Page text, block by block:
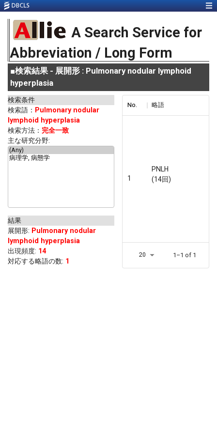
A Search Service for
Abbreviation / Long Form
■検索結果 - 展開形 : Pulmonary nodular lymphoid
hyperplasia
検索条件
検索語： Pulmonary nodular
lymphoid hyperplasia
検索方法： 完全一致
主な研究分野:
結果
展開形: Pulmonary nodular
lymphoid hyperplasia
出現頻度: 14
対応する略語の数: 1
No. 略語
1
PNLH
(14回)
20 1–1 of 1